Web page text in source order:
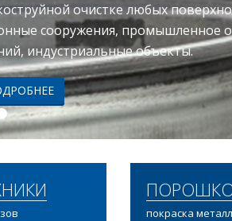
очистке любых
сооружения, промышленное
индустриальные объекты.
покраска